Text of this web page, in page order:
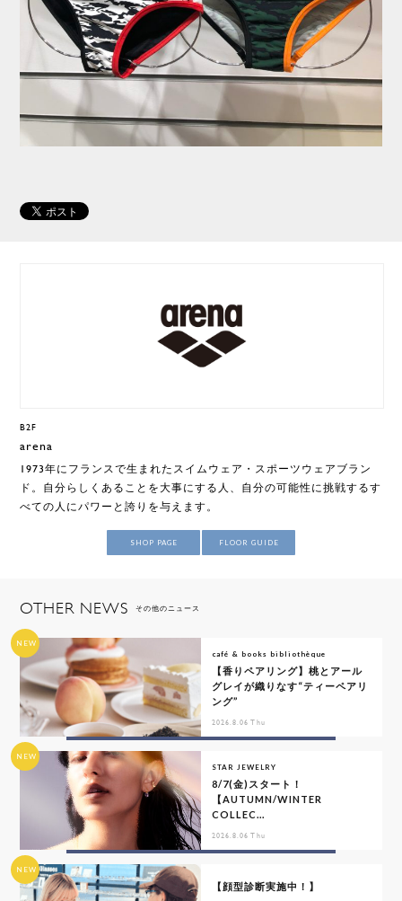
B2F
arena
1973年にフランスで生まれたスイムウェア・スポーツウェアブラン
ド。自分らしくあることを大事にする人、自分の可能性に挑戦するす
べての人にパワーと誇りを与えます。
SHOP PAGE FLOOR GUIDE
OTHER NEWS その他のニュース
NEW
café & books bibliothèque
【香りペアリング】桃とアール
グレイが織りなす“ティーペアリ
ング”
2026.8.06 Thu
NEW
STAR JEWELRY
8/7(金)スタート！
【AUTUMN/WINTER
COLLEC...
2026.8.06 Thu
NEW
【顔型診断実施中！】